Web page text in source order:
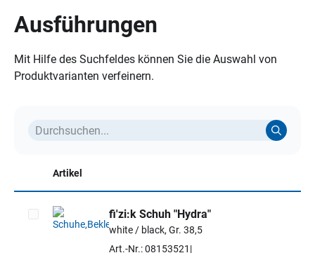
Ausführungen
Mit Hilfe des Suchfeldes können Sie die Auswahl von
Produktvarianten verfeinern.
Artikel
Artikel auswählen
fi'zi:k Schuh "Hydra"
white / black, Gr. 38,5
Art.-Nr.: 08153521